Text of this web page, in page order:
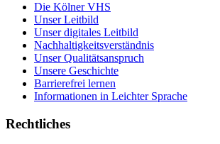
Die Kölner VHS
Unser Leitbild
Unser digitales Leitbild
Nachhaltigkeitsverständnis
Unser Qualitätsanspruch
Unsere Geschichte
Barrierefrei lernen
Informationen in Leichter Sprache
Rechtliches